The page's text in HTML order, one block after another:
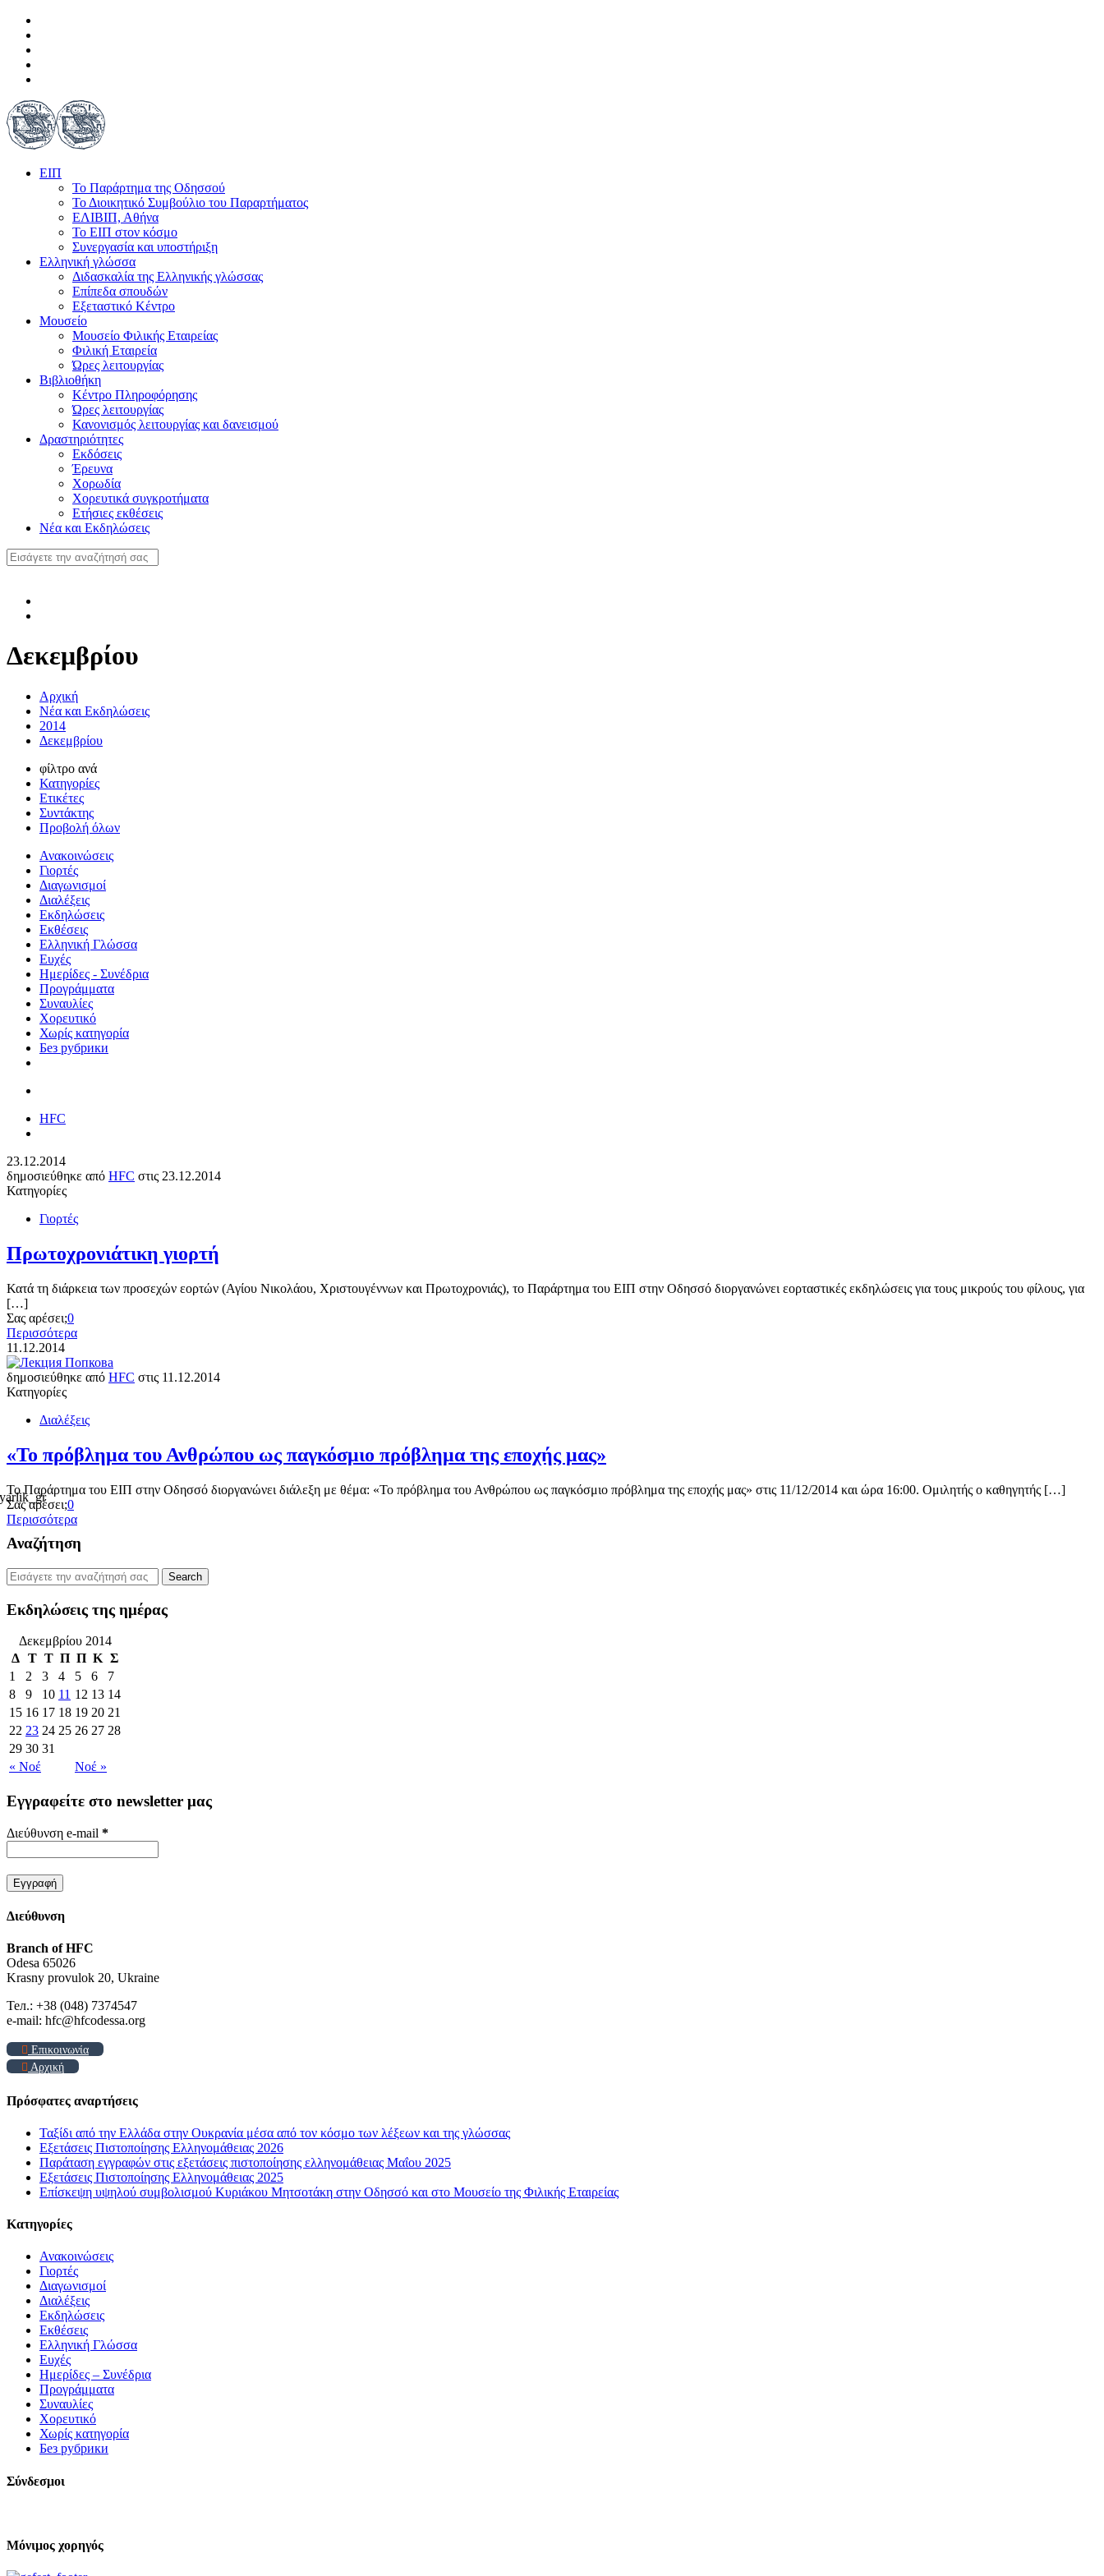
ΕΙΠ
Το Παράρτημα της Οδησσού
Το Διοικητικό Συμβούλιο του Παραρτήματος
ΕΛΙΒΙΠ, Αθήνα
Το ΕΙΠ στον κόσμο
Συνεργασία και υποστήριξη
Ελληνική γλώσσα
Διδασκαλία της Ελληνικής γλώσσας
Επίπεδα σπουδών
Εξεταστικό Κέντρο
Μουσείο
Μουσείο Φιλικής Εταιρείας
Φιλική Εταιρεία
Ώρες λειτουργίας
Βιβλιοθήκη
Κέντρο Πληροφόρησης
Ώρες λειτουργίας
Κανονισμός λειτουργίας και δανεισμού
Δραστηριότητες
Εκδόσεις
Έρευνα
Χορωδία
Χορευτικά συγκροτήματα
Ετήσιες εκθέσεις
Νέα και Εκδηλώσεις
Δεκεμβρίου
Αρχική
Νέα και Εκδηλώσεις
2014
Δεκεμβρίου
φίλτρο ανά
Κατηγορίες
Ετικέτες
Συντάκτης
Προβολή όλων
Ανακοινώσεις
Γιορτές
Διαγωνισμοί
Διαλέξεις
Εκδηλώσεις
Εκθέσεις
Ελληνική Γλώσσα
Ευχές
Ημερίδες - Συνέδρια
Προγράμματα
Συναυλίες
Χορευτικό
Χωρίς κατηγορία
Без рубрики
HFC
23.12.2014
δημοσιεύθηκε από HFC στις 23.12.2014
Κατηγορίες
Γιορτές
Πρωτοχρονιάτικη γιορτή
Κατά τη διάρκεια των προσεχών εορτών (Αγίου Νικολάου, Χριστουγέννων και Πρωτοχρονιάς), το Παράρτημα του ΕΙΠ στην Οδησσό διοργανώνει εορταστικές εκδηλώσεις για τους μικρούς του φίλους, για
[…]
Σας αρέσει;0
Περισσότερα
11.12.2014
δημοσιεύθηκε από HFC στις 11.12.2014
Κατηγορίες
Διαλέξεις
«Το πρόβλημα του Ανθρώπου ως παγκόσμιο πρόβλημα της εποχής μας»
Το Παράρτημα του ΕΙΠ στην Οδησσό διοργανώνει διάλεξη με θέμα: «Το πρόβλημα του Ανθρώπου ως παγκόσμιο πρόβλημα της εποχής μας» στις 11/12/2014 και ώρα 16:00. Ομιλητής ο καθηγητής […]
Σας αρέσει;0
Περισσότερα
Αναζήτηση
Εκδηλώσεις της ημέρας
Δεκεμβρίου 2014
Δ Τ Τ Π Π Κ Σ
« Νοέ Νοέ »
1 2 3 4 5 6
7
8
9 10 11 12 13 14
15 16 17 18 19 20 21
22 23 24 25 26 27 28
29 30 31
Εγγραφείτε στο newsletter μας
Διεύθυνση e-mail *
Διεύθυνση
Branch of HFC
Odesa 65026
Krasny provulok 20, Ukraine
Тел.: +38 (048) 7374547
e-mail: hfc@hfcodessa.org
Επικοινωνία
Αρχική
Πρόσφατες αναρτήσεις
Ταξίδι από την Ελλάδα στην Ουκρανία μέσα από τον κόσμο των λέξεων και της γλώσσας
Εξετάσεις Πιστοποίησης Ελληνομάθειας 2026
Παράταση εγγραφών στις εξετάσεις πιστοποίησης ελληνομάθειας Μαΐου 2025
Εξετάσεις Πιστοποίησης Ελληνομάθειας 2025
Επίσκεψη υψηλού συμβολισμού Κυριάκου Μητσοτάκη στην Οδησσό και στο Μουσείο της Φιλικής Εταιρείας
Kατηγορίες
Ανακοινώσεις
Γιορτές
Διαγωνισμοί
Διαλέξεις
Εκδηλώσεις
Εκθέσεις
Ελληνική Γλώσσα
Ευχές
Ημερίδες – Συνέδρια
Προγράμματα
Συναυλίες
Χορευτικό
Χωρίς κατηγορία
Без рубрики
Σύνδεσμοι
Μόνιμος χορηγός